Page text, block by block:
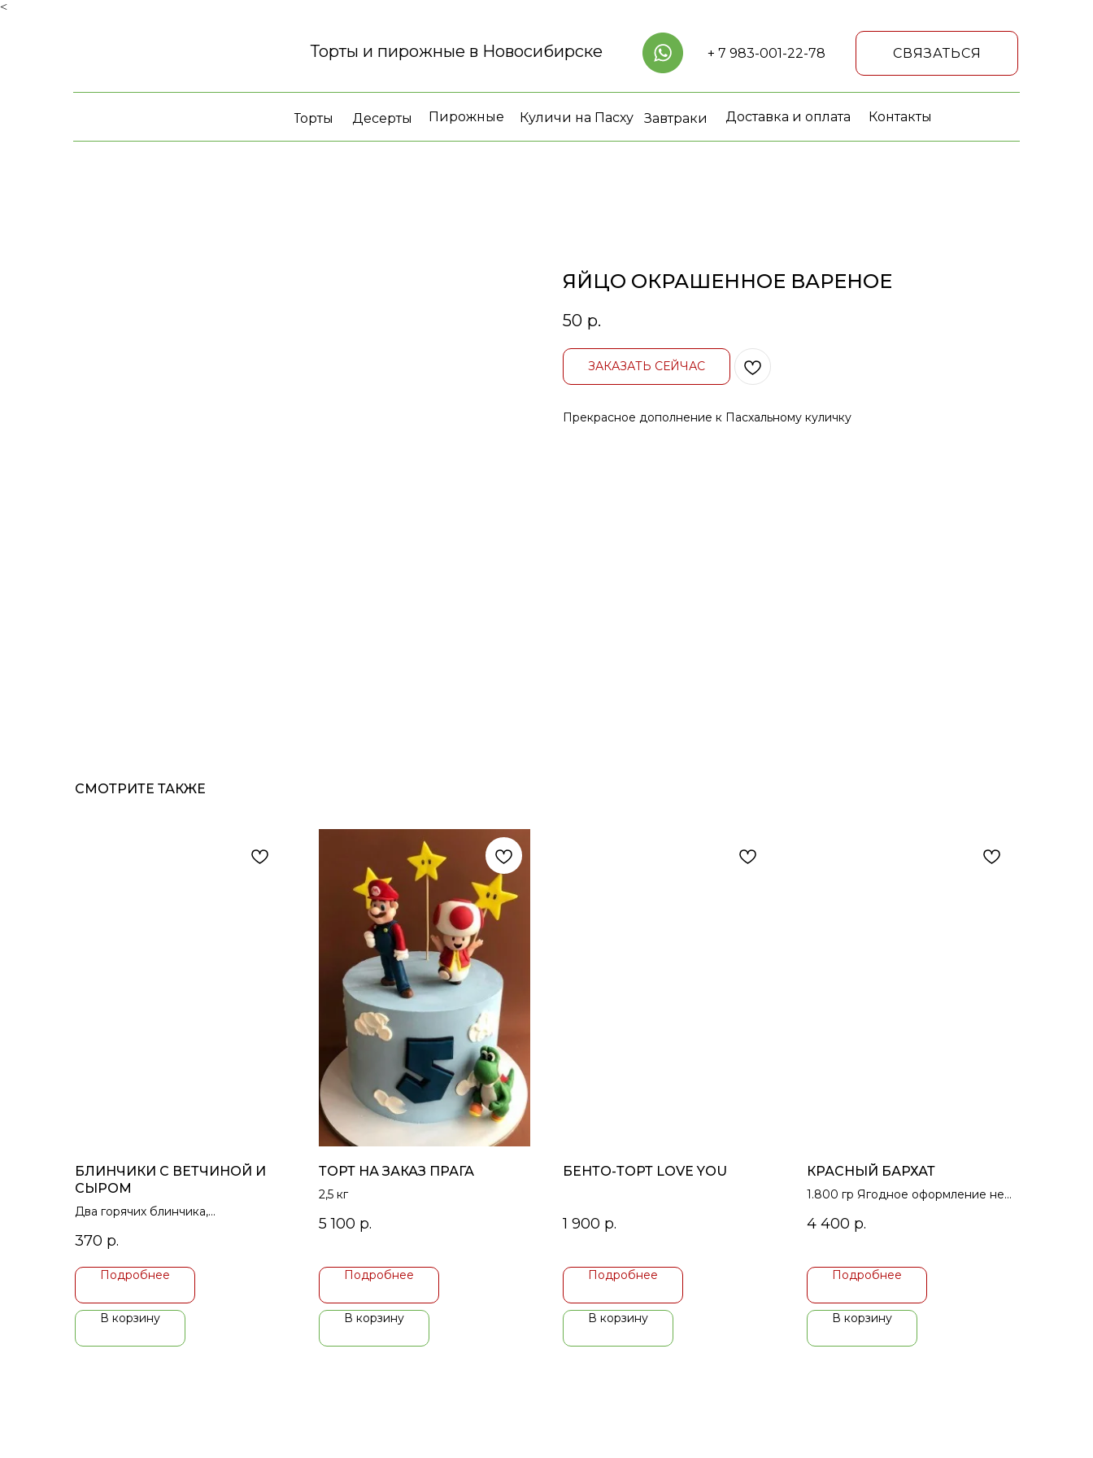
<
+ 7 983-001-22-78
Торты
СВЯЗАТЬСЯ
Доставка и оплата Контакты
Торты и пирожные в Новосибирске
Десерты Куличи на Пасху
Пирожные Завтраки
ЯЙЦО ОКРАШЕННОЕ ВАРЕНОЕ
50 р.
ЗАКАЗАТЬ СЕЙЧАС
Прекрасное дополнение к Пасхальному куличку
СМОТРИТЕ ТАКЖЕ
БЛИНЧИКИ С ВЕТЧИНОЙ И
СЫРОМ
Два горячих блинчика,
подаются со сметаной
370 р.
Подробнее
В корзину
ТОРТ НА ЗАКАЗ ПРАГА
2,5 кг
5 100 р.
Подробнее
В корзину
БЕНТО-ТОРТ LOVE YOU
1 900 р.
Подробнее
В корзину
КРАСНЫЙ БАРХАТ
1.800 гр Ягодное оформление не
торта,обговаривается и
4 400 р.
Подробнее
В корзину